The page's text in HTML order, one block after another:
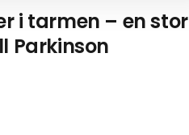
i tarmen – en stor
Parkinson